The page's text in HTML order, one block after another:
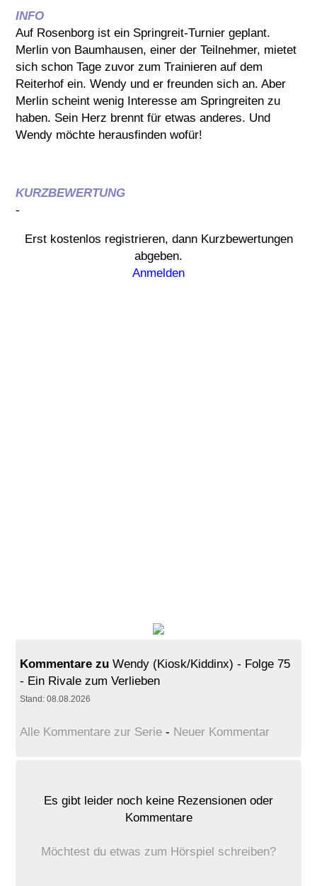
Kommentare zu Wendy (Kiosk/Kiddinx) - Folge 75
- Ein Rivale zum Verlieben
Stand: 08.08.2026
Alle Kommentare zur Serie - Neuer Kommentar
Es gibt leider noch keine Rezensionen oder
Kommentare
Möchtest du etwas zum Hörspiel schreiben?
INFO
Auf Rosenborg ist ein Springreit-Turnier geplant.
Merlin von Baumhausen, einer der Teilnehmer, mietet
sich schon Tage zuvor zum Trainieren auf dem
Reiterhof ein. Wendy und er freunden sich an. Aber
Merlin scheint wenig Interesse am Springreiten zu
haben. Sein Herz brennt für etwas anderes. Und
Wendy möchte herausfinden wofür!
KURZBEWERTUNG
-
Erst kostenlos registrieren, dann Kurzbewertungen
abgeben.
Anmelden